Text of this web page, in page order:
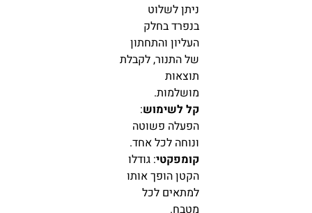
ניתן לשלוט
בנפרד בחלק
העליון והתחתון
של התנור, לקבלת
תוצאות
מושלמות.
קל לשימוש:
הפעלה פשוטה
ונוחה לכל אחד.
קומפקטי: גודלו
הקטן הופך אותו
למתאים לכל
מטבח.